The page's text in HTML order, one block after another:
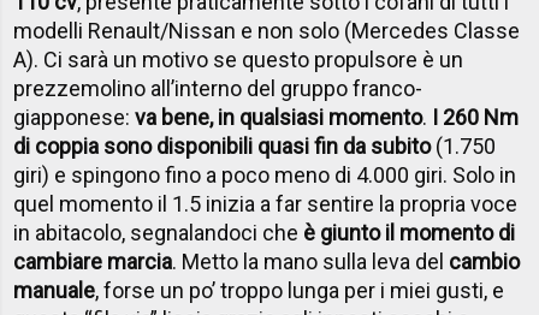
modelli Renault/Nissan e non solo (Mercedes Classe
A). Ci sarà un motivo se questo propulsore è un
prezzemolino all’interno del gruppo franco-
giapponese:va bene, in qualsiasi momento. I 260 Nm
di coppia sono disponibili quasi fin da subito(1.750
giri) e spingono fino a poco meno di 4.000 giri. Solo in
quel momento il 1.5 inizia a far sentire la propria voce
in abitacolo, segnalandoci che è giunto il momento di
cambiare marcia. Metto la mano sulla leva del cambio
manuale, forse un po’ troppo lunga per i miei gusti, e